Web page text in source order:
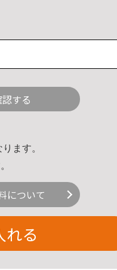
する
ます。
について
れる